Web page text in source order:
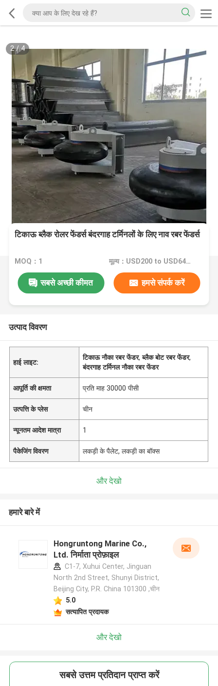
2/4
टिकाऊ ब्लैक रोलर फेंडर्स बंदरगाह टर्मिनलों के लिए नाव रबर फेंडर्स
MOQ：1 मूल्य：USD200 to USD640 Per Piece
सबसे अच्छी कीमत हमसे संपर्क करें
उत्पाद विवरण
हाई लाइट:
टिकाऊ नौका रबर फेंडर,ब्लैक बोट रबर फेंडर,
बंदरगाह टर्मिनल नौका रबर फेंडर
आपूर्ति की क्षमता प्रति माह 30000 पीसी
उत्पत्ति के प्लेस चीन
न्यूनतम आदेश मात्रा 1
पैकेजिंग विवरण लकड़ी के पैलेट, लकड़ी का बॉक्स
और देखो
हमारे बारे में
Hongruntong Marine Co.,
Ltd. निर्माता प्रोफ़ाइल
C1-7, Xuhui Center, Jinguan
North 2nd Street, Shunyi District,
Beijing City, P.R. China 101300 ,चीन
5.0
सत्यापित प्रदायक
और देखो
सबसे उत्तम प्रतिदान प्राप्त करें